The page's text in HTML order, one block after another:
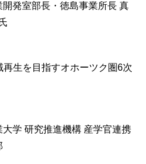
開発室部長・徳島事業所長 真
生を目指すオホーツク圏6次
大学 研究推進機構 産学官連携